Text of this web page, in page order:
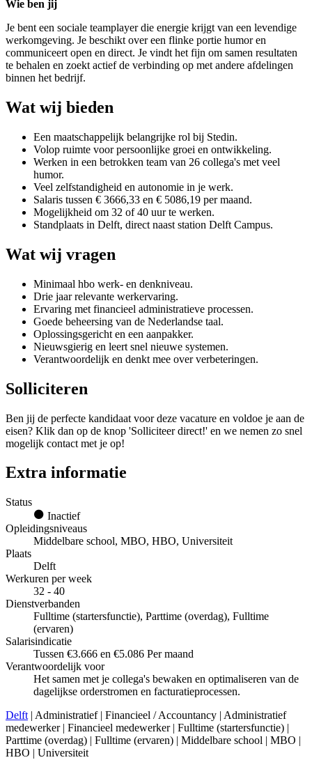
Wie ben jij
Je bent een sociale teamplayer die energie krijgt van een levendige
werkomgeving. Je beschikt over een flinke portie humor en
communiceert open en direct. Je vindt het fijn om samen resultaten
te behalen en zoekt actief de verbinding op met andere afdelingen
binnen het bedrijf.
Wat wij bieden
Een maatschappelijk belangrijke rol bij Stedin.
Volop ruimte voor persoonlijke groei en ontwikkeling.
Werken in een betrokken team van 26 collega's met veel
humor.
Veel zelfstandigheid en autonomie in je werk.
Salaris tussen € 3666,33 en € 5086,19 per maand.
Mogelijkheid om 32 of 40 uur te werken.
Standplaats in Delft, direct naast station Delft Campus.
Wat wij vragen
Minimaal hbo werk- en denkniveau.
Drie jaar relevante werkervaring.
Ervaring met financieel administratieve processen.
Goede beheersing van de Nederlandse taal.
Oplossingsgericht en een aanpakker.
Nieuwsgierig en leert snel nieuwe systemen.
Verantwoordelijk en denkt mee over verbeteringen.
Solliciteren
Ben jij de perfecte kandidaat voor deze vacature en voldoe je aan de
eisen? Klik dan op de knop 'Solliciteer direct!' en we nemen zo snel
mogelijk contact met je op!
Extra informatie
Status
Inactief
Opleidingsniveaus
Middelbare school, MBO, HBO, Universiteit
Plaats
Delft
Werkuren per week
32 - 40
Dienstverbanden
Fulltime (startersfunctie), Parttime (overdag), Fulltime
(ervaren)
Salarisindicatie
Tussen €3.666 en €5.086 Per maand
Verantwoordelijk voor
Het samen met je collega's bewaken en optimaliseren van de
dagelijkse orderstromen en facturatieprocessen.
Delft | Administratief | Financieel / Accountancy | Administratief
medewerker | Financieel medewerker | Fulltime (startersfunctie) |
Parttime (overdag) | Fulltime (ervaren) | Middelbare school | MBO |
HBO | Universiteit